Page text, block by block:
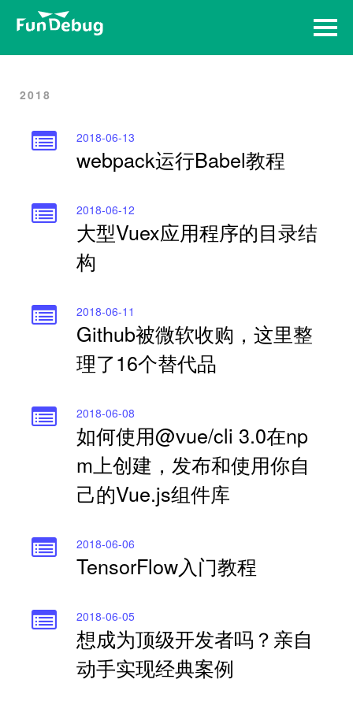
2018
2018-06-13
webpack运行Babel教程
2018-06-12
大型Vuex应用程序的目录结
构
2018-06-11
Github被微软收购，这里整
理了16个替代品
2018-06-08
如何使用@vue/cli 3.0在np
m上创建，发布和使用你自
己的Vue.js组件库
2018-06-06
TensorFlow入门教程
2018-06-05
想成为顶级开发者吗？亲自
动手实现经典案例
Home
Archives